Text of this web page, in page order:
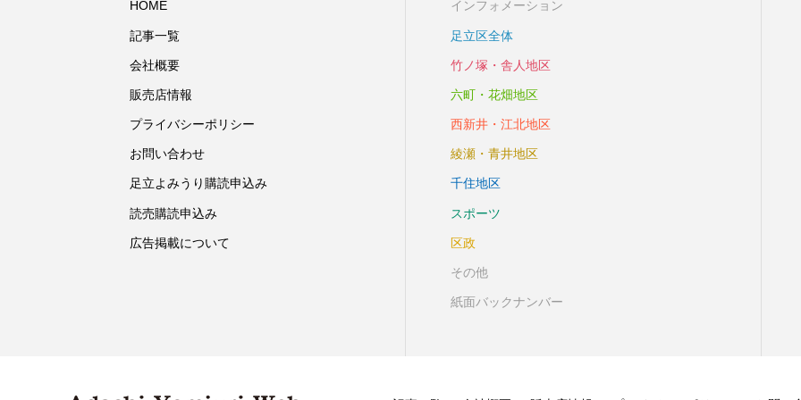
HOME
記事一覧
会社概要
販売店情報
プライバシーポリシー
お問い合わせ
足立よみうり購読申込み
読売購読申込み
広告掲載について
インフォメーション
足立区全体
竹ノ塚・舎人地区
六町・花畑地区
西新井・江北地区
綾瀬・青井地区
千住地区
スポーツ
区政
その他
紙面バックナンバー